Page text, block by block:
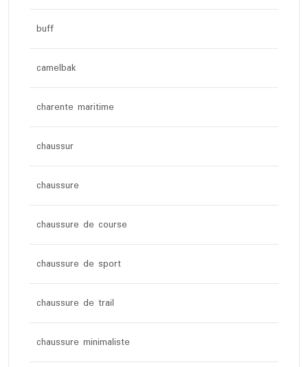
buff
camelbak
charente maritime
chaussur
chaussure
chaussure de course
chaussure de sport
chaussure de trail
chaussure minimaliste